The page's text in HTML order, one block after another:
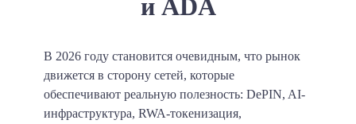
и ADA
В 2026 году становится очевидным, что рынок
движется в сторону сетей, которые
обеспечивают реальную полезность: DePIN, AI-
инфраструктура, RWA-токенизация,